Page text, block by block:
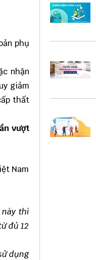
phụ
nhận
giảm
thất
vượt
Nam
này thì
đủ 12
dụng